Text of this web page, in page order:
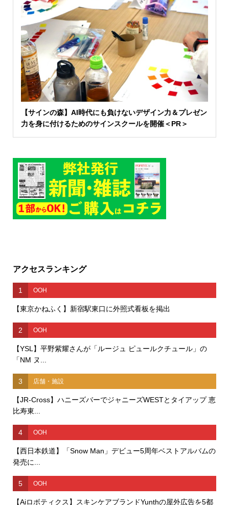
【サインの森】AI時代にも負けないデザイン力＆プレゼン
力を身に付けるためのサインスクールを開催＜PR＞
アクセスランキング
1 OOH
【東京かねふく】新宿駅東口に外照式看板を掲出
2 OOH
【YSL】平野紫耀さんが「ルージュ ピュールクチュール」の
「NM ヌ...
3 店舗・施設
【JR-Cross】ハニーズバーでジャニーズWESTとタイアップ 恵
比寿東...
4 OOH
【西日本鉄道】「Snow Man」デビュー5周年ベストアルバムの
発売に...
5 OOH
【Aiロボティクス】スキンケアブランドYunthの屋外広告を5都